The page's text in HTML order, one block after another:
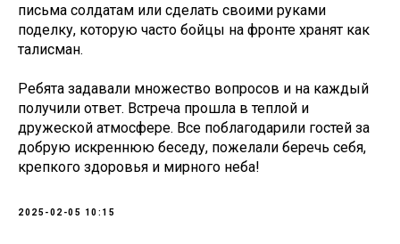
письма солдатам или сделать своими руками
поделку, которую часто бойцы на фронте хранят как
талисман.
Ребята задавали множество вопросов и на каждый
получили ответ. Встреча прошла в теплой и
дружеской атмосфере. Все поблагодарили гостей за
добрую искреннюю беседу, пожелали беречь себя,
крепкого здоровья и мирного неба!
2025-02-05 10:15